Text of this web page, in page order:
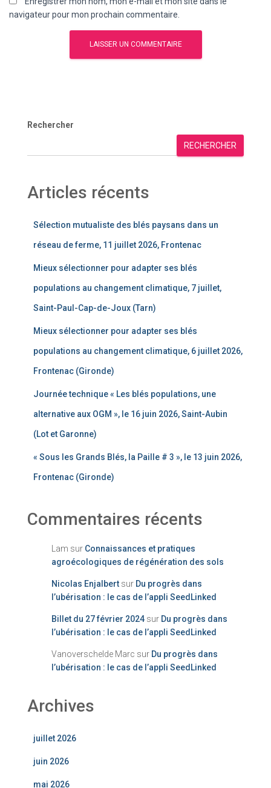
navigateur pour mon prochain commentaire.
Rechercher
RECHERCHER
Articles récents
Sélection mutualiste des blés paysans dans un
réseau de ferme, 11 juillet 2026, Frontenac
Mieux sélectionner pour adapter ses blés
populations au changement climatique, 7 juillet,
Saint-Paul-Cap-de-Joux (Tarn)
Mieux sélectionner pour adapter ses blés
populations au changement climatique, 6 juillet 2026,
Frontenac (Gironde)
Journée technique « Les blés populations, une
alternative aux OGM », le 16 juin 2026, Saint-Aubin
(Lot et Garonne)
« Sous les Grands Blés, la Paille # 3 », le 13 juin 2026,
Frontenac (Gironde)
Commentaires récents
Lam sur Connaissances et pratiques
agroécologiques de régénération des sols
Nicolas Enjalbert sur Du progrès dans
l’ubérisation : le cas de l’appli SeedLinked
Billet du 27 février 2024 sur Du progrès dans
l’ubérisation : le cas de l’appli SeedLinked
Vanoverschelde Marc sur Du progrès dans
l’ubérisation : le cas de l’appli SeedLinked
Archives
juillet 2026
juin 2026
mai 2026